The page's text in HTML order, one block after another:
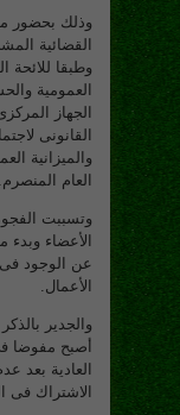
وذلك بحضور
القضائية
وطبقا للائحة
العمومية
الجهاز
القانونى
والميزانية
العام المنصرم.
وتسببت
الأعضاء
عن الوجود فى
الأعمال.
والجدير
أصبح مفوضا
العادية بعد
الاشتراك فى النادى